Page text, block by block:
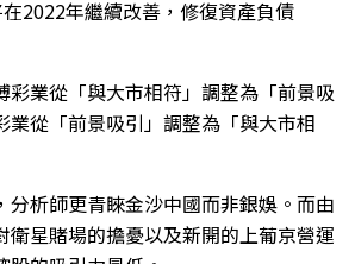
在2022年繼續改善，修復資產負債
彩業從「與大市相符」調整為「前景吸
業從「前景吸引」調整為「與大市相
分析師更青睞金沙中國而非銀娛。而由
衛星賭場的擔憂以及新開的上葡京營運